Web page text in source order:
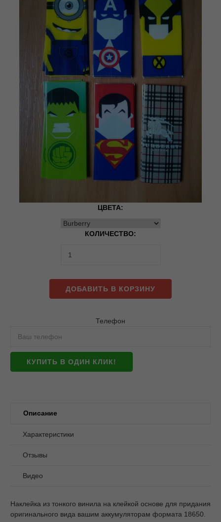
ЦВЕТА:
КОЛИЧЕСТВО:
ДОБАВИТЬ В КОРЗИНУ
Телефон
КУПИТЬ В ОДИН КЛИК!
Описание
Характеристики
Отзывы
Видео
Наклейка из тонкого винила на клейкой основе для придания
оригинального вида вашим аккумуляторам формата 18650.